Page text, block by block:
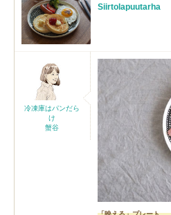
Siirtolapuutarha
冷凍庫はパンだら
け
蟹谷